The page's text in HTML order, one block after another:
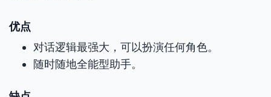
优点
对话逻辑最强大，可以扮演任何角色。
随时随地全能型助手。